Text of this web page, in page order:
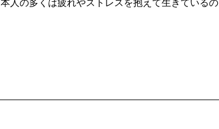
人の多くは疲れやストレスを抱えて生きているの